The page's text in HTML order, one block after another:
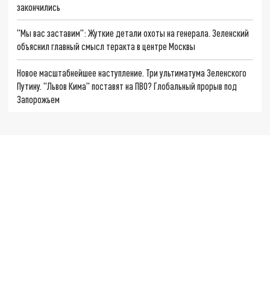
закончились
"Мы вас заставим": Жуткие детали охоты на генерала. Зеленский
объяснил главный смысл теракта в центре Москвы
Новое масштабнейшее наступление. Три ультиматума Зеленского
Путину. "Львов Кима" поставят на ПВО? Глобальный прорыв под
Запорожьем